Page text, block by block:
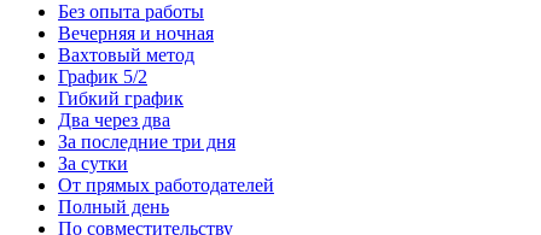
Без опыта работы
Вечерняя и ночная
Вахтовый метод
График 5/2
Гибкий график
Два через два
За последние три дня
За сутки
От прямых работодателей
Полный день
По совместительству